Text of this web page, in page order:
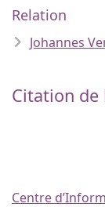
Relation
Johannes
Citation de
Centre